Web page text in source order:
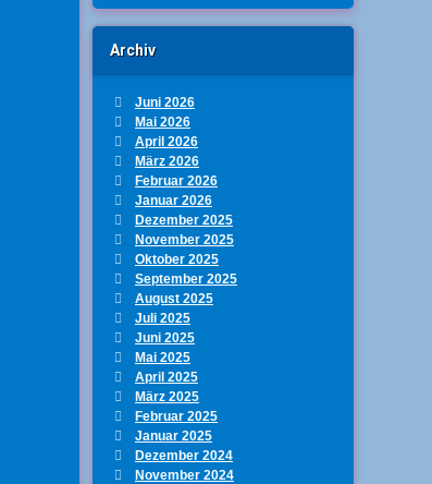
Archiv
Juni 2026
Mai 2026
April 2026
März 2026
Februar 2026
Januar 2026
Dezember 2025
November 2025
Oktober 2025
September 2025
August 2025
Juli 2025
Juni 2025
Mai 2025
April 2025
März 2025
Februar 2025
Januar 2025
Dezember 2024
November 2024